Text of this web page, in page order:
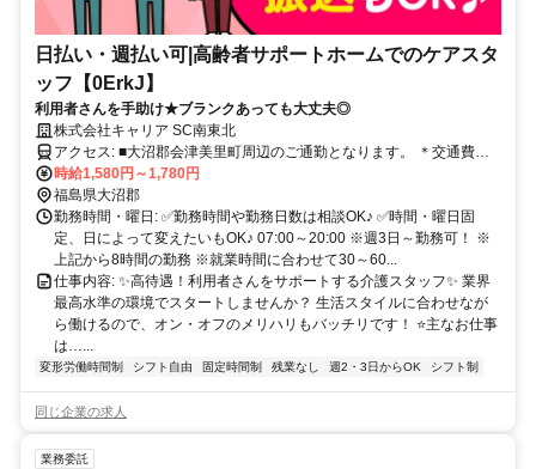
日払い・週払い可|高齢者サポートホームでのケアスタ
ッフ【0ErkJ】
利用者さんを手助け★ブランクあっても大丈夫◎
株式会社キャリア SC南東北
アクセス: ■大沼郡会津美里町周辺のご通勤となります。 ＊交通費全
額支給 ＊車通勤・バイク通勤OK（ガソリン代支給） ＊自転車通勤
OK
時給1,580円～1,780円
福島県大沼郡
勤務時間・曜日: ✅勤務時間や勤務日数は相談OK♪ ✅時間・曜日固
定、日によって変えたいもOK♪ 07:00～20:00 ※週3日～勤務可！ ※
上記から8時間の勤務 ※就業時間に合わせて30～60...
仕事内容: ✨高待遇！利用者さんをサポートする介護スタッフ✨ 業界
最高水準の環境でスタートしませんか？ 生活スタイルに合わせなが
ら働けるので、オン・オフのメリハリもバッチリです！ ⭐主なお仕事
は…...
変形労働時間制 シフト自由 固定時間制 残業なし 週2・3日からOK シフト制
同じ企業の求人
業務委託